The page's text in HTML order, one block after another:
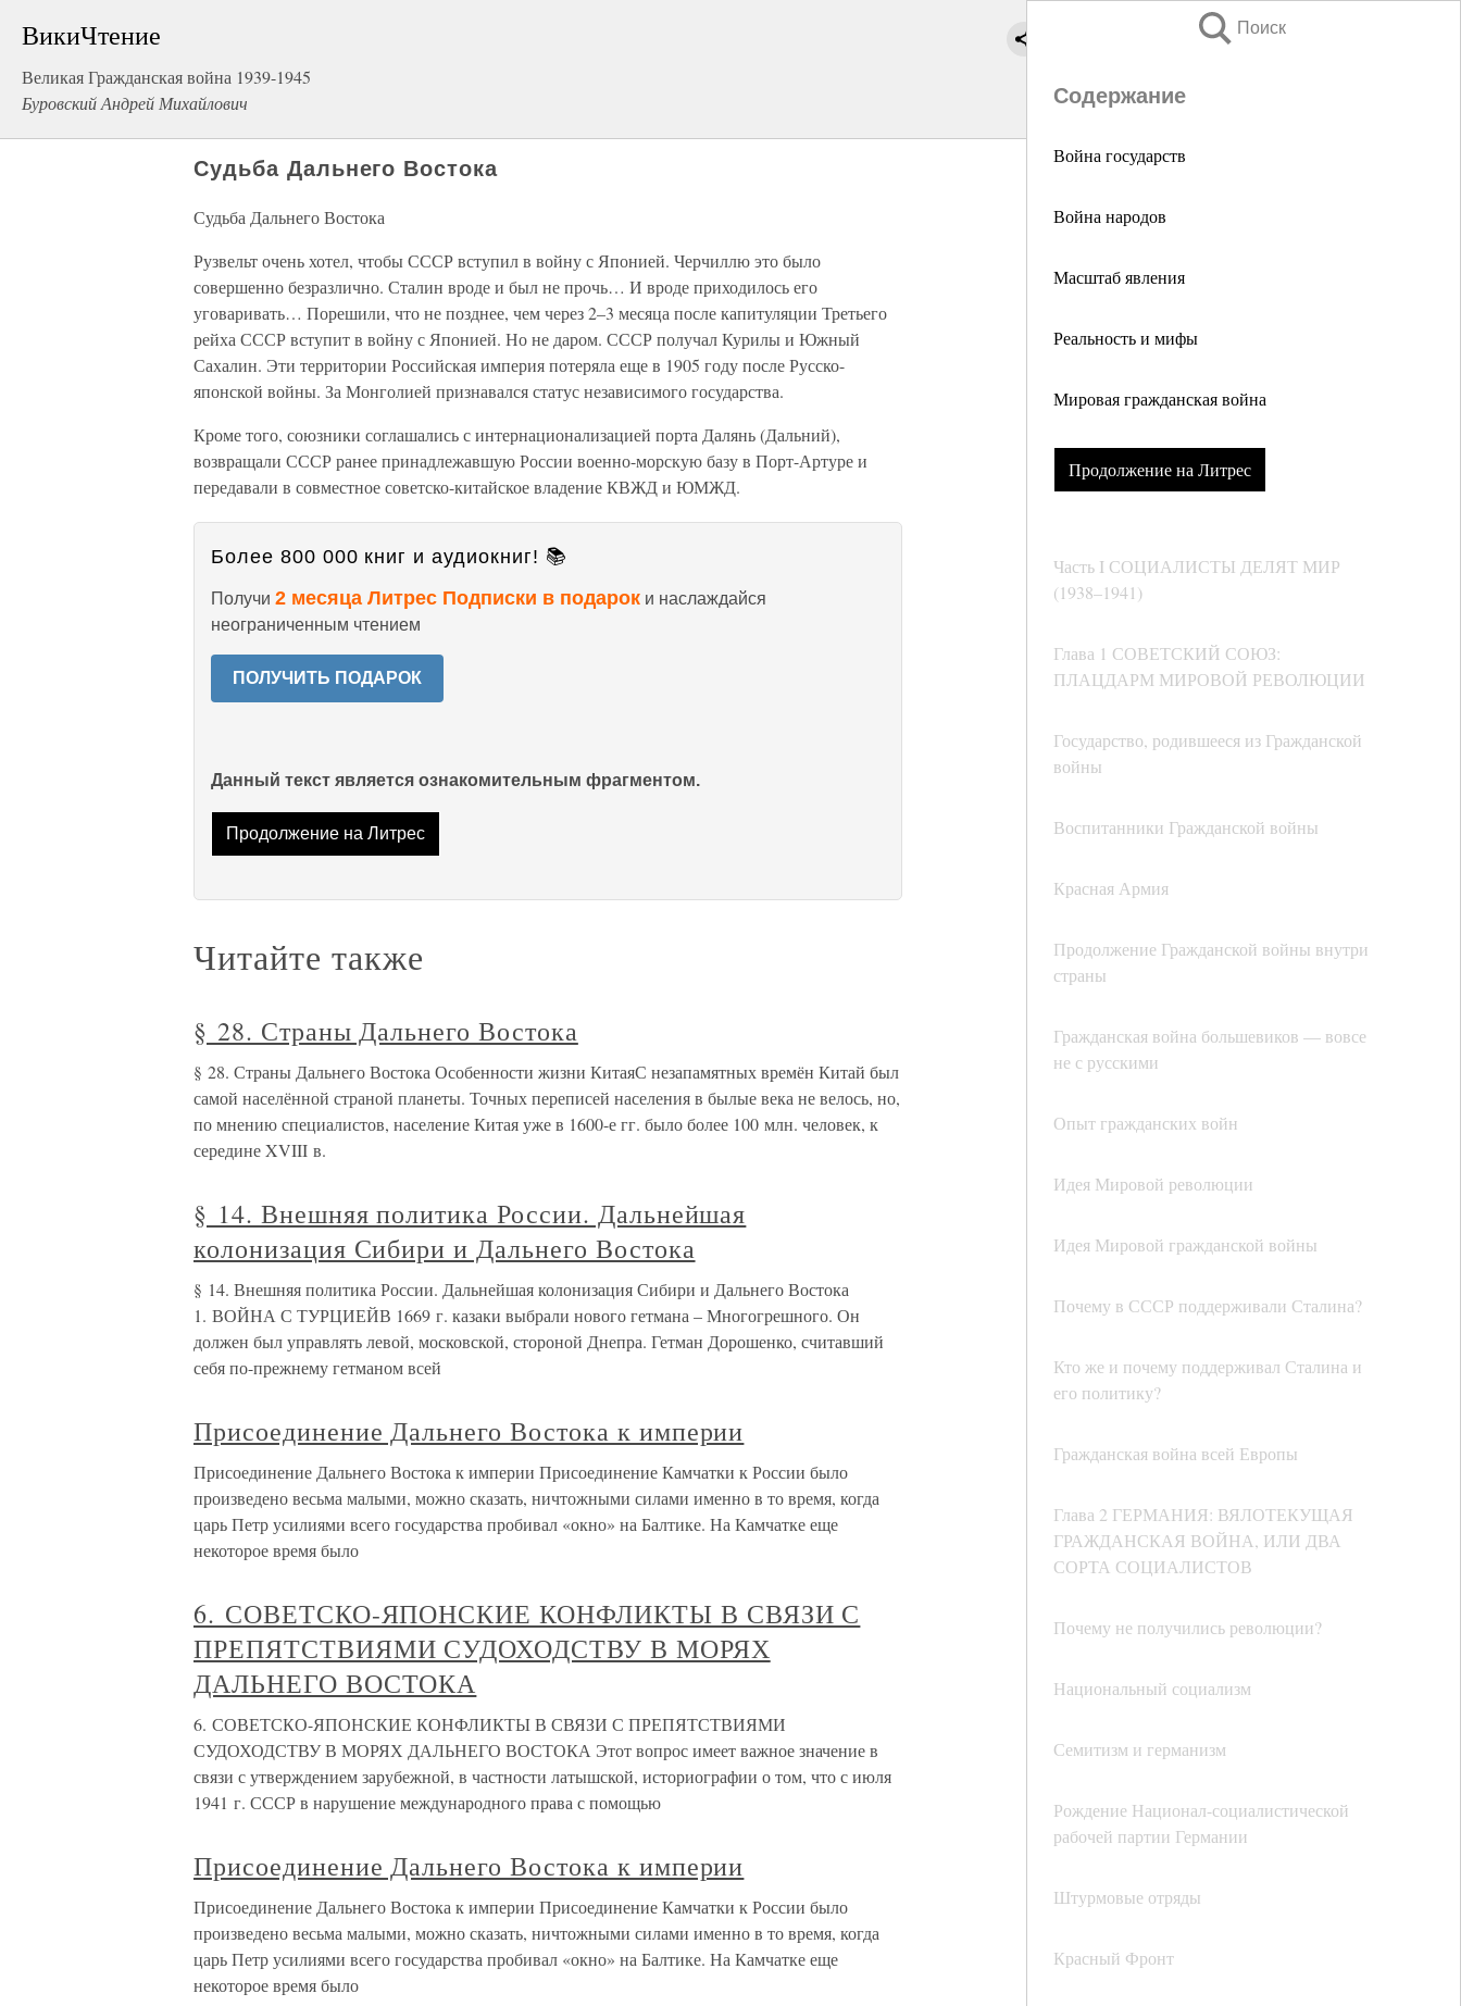
ВикиЧтение
Великая Гражданская война 1939-1945
Буровский Андрей Михайлович
Поиск
Содержание
Война государств
Война народов
Масштаб явления
Реальность и мифы
Мировая гражданская война
Продолжение на Литрес
Часть I СОЦИАЛИСТЫ ДЕЛЯТ МИР
(1938–1941)
Глава 1 СОВЕТСКИЙ СОЮЗ:
ПЛАЦДАРМ МИРОВОЙ РЕВОЛЮЦИИ
Государство, родившееся из Гражданской
войны
Воспитанники Гражданской войны
Красная Армия
Продолжение Гражданской войны внутри
страны
Гражданская война большевиков — вовсе
не с русскими
Опыт гражданских войн
Идея Мировой революции
Идея Мировой гражданской войны
Почему в СССР поддерживали Сталина?
Кто же и почему поддерживал Сталина и
его политику?
Гражданская война всей Европы
Глава 2 ГЕРМАНИЯ: ВЯЛОТЕКУЩАЯ
ГРАЖДАНСКАЯ ВОЙНА, ИЛИ ДВА
СОРТА СОЦИАЛИСТОВ
Почему не получились революции?
Национальный социализм
Семитизм и германизм
Рождение Национал-социалистической
рабочей партии Германии
Штурмовые отряды
Красный Фронт
Судьба Дальнего Востока
Судьба Дальнего Востока
Рузвельт очень хотел, чтобы СССР вступил в войну с Японией. Черчиллю это было
совершенно безразлично. Сталин вроде и был не прочь… И вроде приходилось его
уговаривать… Порешили, что не позднее, чем через 2–3 месяца после капитуляции Третьего
рейха СССР вступит в войну с Японией. Но не даром. СССР получал Курилы и Южный
Сахалин. Эти территории Российская империя потеряла еще в 1905 году после Русско-
японской войны. За Монголией признавался статус независимого государства.
Кроме того, союзники соглашались с интернационализацией порта Далянь (Дальний),
возвращали СССР ранее принадлежавшую России военно-морскую базу в Порт-Артуре и
передавали в совместное советско-китайское владение КВЖД и ЮМЖД.
Более 800 000 книг и аудиокниг! 📚
Получи 2 месяца Литрес Подписки в подарок и наслаждайся
неограниченным чтением
ПОЛУЧИТЬ ПОДАРОК
Данный текст является ознакомительным фрагментом.
Продолжение на Литрес
Читайте также
§ 28. Страны Дальнего Востока
§ 28. Страны Дальнего Востока Особенности жизни КитаяС незапамятных времён Китай был
самой населённой страной планеты. Точных переписей населения в былые века не велось, но,
по мнению специалистов, население Китая уже в 1600-е гг. было более 100 млн. человек, к
середине XVIII в.
§ 14. Внешняя политика России. Дальнейшая
колонизация Сибири и Дальнего Востока
§ 14. Внешняя политика России. Дальнейшая колонизация Сибири и Дальнего Востока
1. ВОЙНА С ТУРЦИЕЙВ 1669 г. казаки выбрали нового гетмана – Многогрешного. Он
должен был управлять левой, московской, стороной Днепра. Гетман Дорошенко, считавший
себя по-прежнему гетманом всей
Присоединение Дальнего Востока к империи
Присоединение Дальнего Востока к империи Присоединение Камчатки к России было
произведено весьма малыми, можно сказать, ничтожными силами именно в то время, когда
царь Петр усилиями всего государства пробивал «окно» на Балтике. На Камчатке еще
некоторое время было
6. СОВЕТСКО-ЯПОНСКИЕ КОНФЛИКТЫ В СВЯЗИ С
ПРЕПЯТСТВИЯМИ СУДОХОДСТВУ В МОРЯХ
ДАЛЬНЕГО ВОСТОКА
6. СОВЕТСКО-ЯПОНСКИЕ КОНФЛИКТЫ В СВЯЗИ С ПРЕПЯТСТВИЯМИ
СУДОХОДСТВУ В МОРЯХ ДАЛЬНЕГО ВОСТОКА Этот вопрос имеет важное значение в
связи с утверждением зарубежной, в частности латышской, историографии о том, что с июля
1941 г. СССР в нарушение международного права с помощью
Присоединение Дальнего Востока к империи
Присоединение Дальнего Востока к империи Присоединение Камчатки к России было
произведено весьма малыми, можно сказать, ничтожными силами именно в то время, когда
царь Петр усилиями всего государства пробивал «окно» на Балтике. На Камчатке еще
некоторое время было